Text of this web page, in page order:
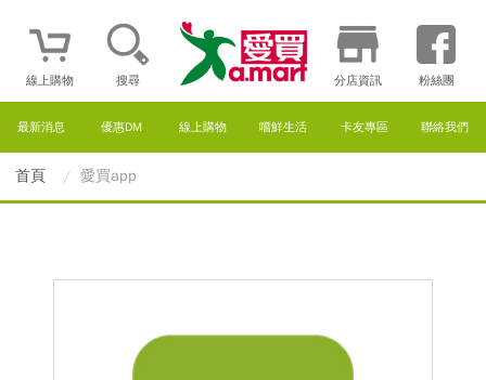
線上購物 搜尋 分店資訊 粉絲團
最新消息 優惠DM 線上購物 嚐鮮生活 卡友專區 聯絡我們
首頁 愛買app